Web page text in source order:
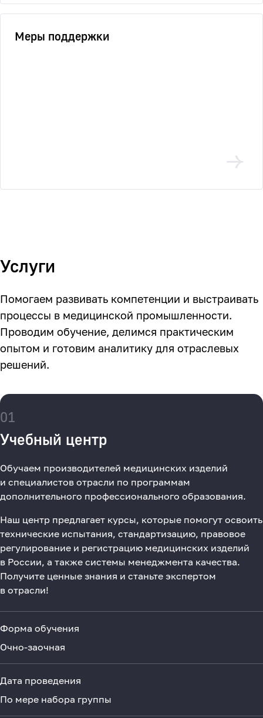
Меры поддержки
Услуги
Помогаем развивать компетенции и выстраивать
процессы в медицинской промышленности.
Проводим обучение, делимся практическим
опытом и готовим аналитику для отраслевых
решений.
01
Учебный центр
Обучаем производителей медицинских изделий
и специалистов отрасли по программам
дополнительного профессионального образования.
Наш центр предлагает курсы, которые помогут освоить
технические испытания, стандартизацию, правовое
регулирование и регистрацию медицинских изделий
в России, а также системы менеджмента качества.
Получите ценные знания и станьте экспертом
в отрасли!
Форма обучения
Очно-заочная
Дата проведения
По мере набора группы